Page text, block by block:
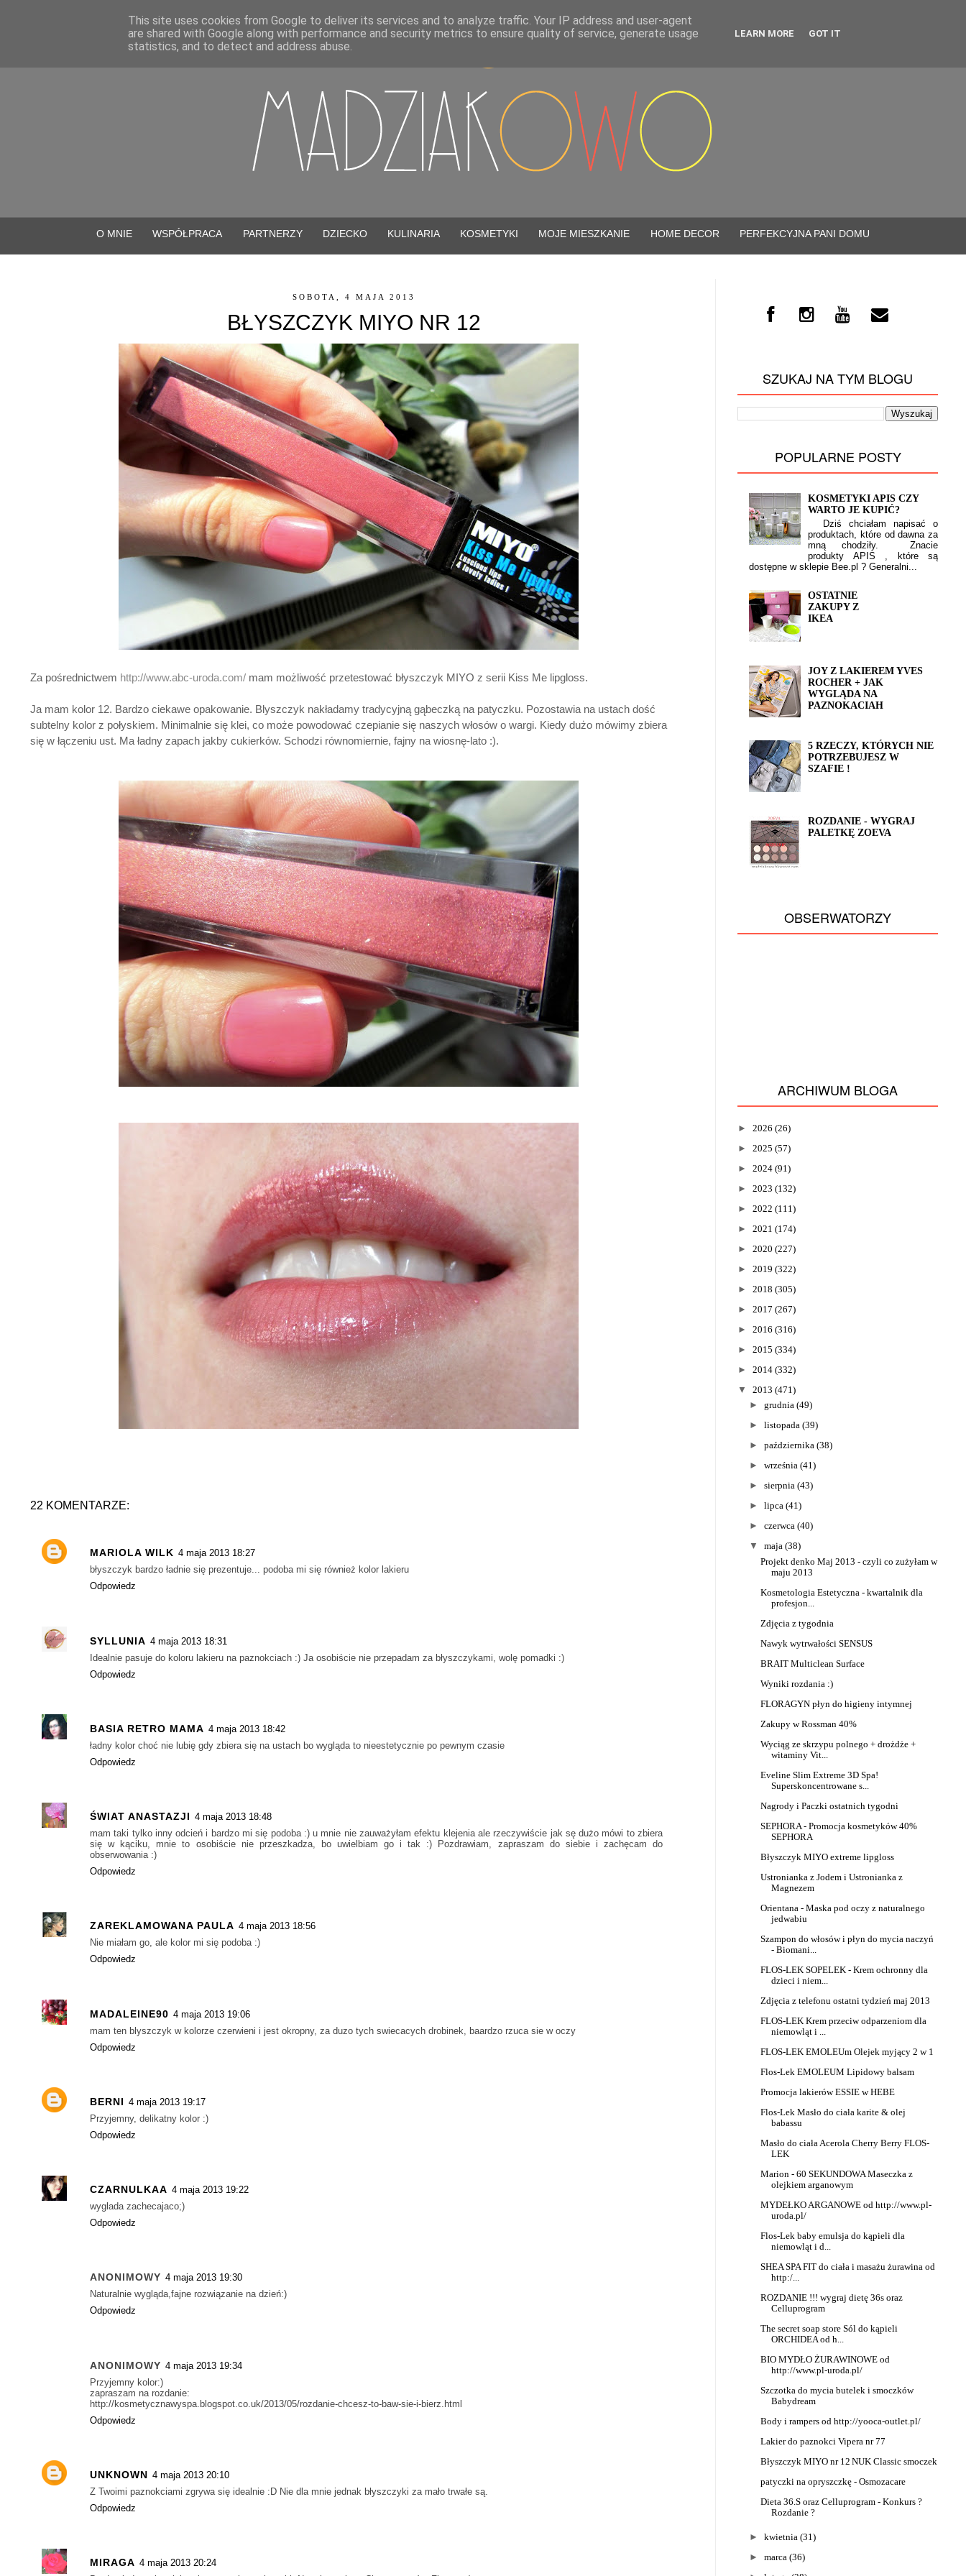
O MNIE WSPÓŁPRACA PARTNERZY DZIECKO KULINARIA KOSMETYKI MOJE MIESZKANIE HOME DECOR PERFEKCYJNA PANI DOMU
SOBOTA, 4 MAJA 2013
BŁYSZCZYK MIYO NR 12
Za pośrednictwem http://www.abc-uroda.com/ mam możliwość przetestować błyszczyk MIYO z serii Kiss Me lipgloss.
Ja mam kolor 12. Bardzo ciekawe opakowanie. Blyszczyk nakładamy tradycyjną gąbeczką na patyczku. Pozostawia na ustach dość
subtelny kolor z połyskiem. Minimalnie się klei, co może powodować czepianie się naszych włosów o wargi. Kiedy dużo mówimy zbiera
się w łączeniu ust. Ma ładny zapach jakby cukierków. Schodzi równomiernie, fajny na wiosnę-lato :).
22 KOMENTARZE:
MARIOLA WILK 4 maja 2013 18:27
błyszczyk bardzo ładnie się prezentuje... podoba mi się również kolor lakieru
Odpowiedz
SYLLUNIA 4 maja 2013 18:31
Idealnie pasuje do koloru lakieru na paznokciach :) Ja osobiście nie przepadam za błyszczykami, wolę pomadki :)
Odpowiedz
BASIA RETRO MAMA 4 maja 2013 18:42
ładny kolor choć nie lubię gdy zbiera się na ustach bo wygląda to nieestetycznie po pewnym czasie
Odpowiedz
ŚWIAT ANASTAZJI 4 maja 2013 18:48
mam taki tylko inny odcień i bardzo mi się podoba :) u mnie nie zauważyłam efektu klejenia ale rzeczywiście jak sę dużo mówi to zbiera
się w kąciku, mnie to osobiście nie przeszkadza, bo uwielbiam go i tak :) Pozdrawiam, zapraszam do siebie i zachęcam do
obserwowania :)
Odpowiedz
ZAREKLAMOWANA PAULA 4 maja 2013 18:56
Nie miałam go, ale kolor mi się podoba :)
Odpowiedz
MADALEINE90 4 maja 2013 19:06
mam ten blyszczyk w kolorze czerwieni i jest okropny, za duzo tych swiecacych drobinek, baardzo rzuca sie w oczy
Odpowiedz
BERNI 4 maja 2013 19:17
Przyjemny, delikatny kolor :)
Odpowiedz
CZARNULKAA 4 maja 2013 19:22
wyglada zachecajaco;)
Odpowiedz
ANONIMOWY 4 maja 2013 19:30
Naturalnie wygląda,fajne rozwiązanie na dzień:)
Odpowiedz
ANONIMOWY 4 maja 2013 19:34
Przyjemny kolor:)
zapraszam na rozdanie:
http://kosmetycznawyspa.blogspot.co.uk/2013/05/rozdanie-chcesz-to-baw-sie-i-bierz.html
Odpowiedz
UNKNOWN 4 maja 2013 20:10
Z Twoimi paznokciami zgrywa się idealnie :D Nie dla mnie jednak błyszczyki za mało trwałe są.
Odpowiedz
MIRAGA 4 maja 2013 20:24
SZUKAJ NA TYM BLOGU
POPULARNE POSTY
KOSMETYKI APIS CZY
WARTO JE KUPIĆ?
Dziś chciałam napisać o
produktach, które od dawna za
mną chodziły. Znacie
produkty APIS , które są
dostępne w sklepie Bee.pl ? Generalni...
OSTATNIE
ZAKUPY Z
IKEA
JOY Z LAKIEREM YVES
ROCHER + JAK
WYGLĄDA NA
PAZNOKACIAH
5 RZECZY, KTÓRYCH NIE
POTRZEBUJESZ W
SZAFIE !
ROZDANIE - WYGRAJ
PALETKĘ ZOEVA
OBSERWATORZY
ARCHIWUM BLOGA
► 2026 (26)
► 2025 (57)
► 2024 (91)
► 2023 (132)
► 2022 (111)
► 2021 (174)
► 2020 (227)
► 2019 (322)
► 2018 (305)
► 2017 (267)
► 2016 (316)
► 2015 (334)
► 2014 (332)
▼
2013 (471)
► grudnia (49)
► listopada (39)
► października (38)
► września (41)
► sierpnia (43)
► lipca (41)
► czerwca (40)
▼
maja (38)
Projekt denko Maj 2013 - czyli co zużyłam w
maju 2013
Kosmetologia Estetyczna - kwartalnik dla
profesjon...
Zdjęcia z tygodnia
Nawyk wytrwałości SENSUS
BRAIT Multiclean Surface
Wyniki rozdania :)
FLORAGYN płyn do higieny intymnej
Zakupy w Rossman 40%
Wyciąg ze skrzypu polnego + drożdże +
witaminy Vit...
Eveline Slim Extreme 3D Spa!
Superskoncentrowane s...
Nagrody i Paczki ostatnich tygodni
SEPHORA - Promocja kosmetyków 40%
SEPHORA
Błyszczyk MIYO extreme lipgloss
Ustronianka z Jodem i Ustronianka z
Magnezem
Orientana - Maska pod oczy z naturalnego
jedwabiu
Szampon do włosów i płyn do mycia naczyń
- Biomani...
FLOS-LEK SOPELEK - Krem ochronny dla
dzieci i niem...
Zdjęcia z telefonu ostatni tydzień maj 2013
FLOS-LEK Krem przeciw odparzeniom dla
niemowląt i ...
FLOS-LEK EMOLEUm Olejek myjący 2 w 1
Flos-Lek EMOLEUM Lipidowy balsam
Promocja lakierów ESSIE w HEBE
Flos-Lek Masło do ciała karite & olej
babassu
Masło do ciała Acerola Cherry Berry FLOS-
LEK
Marion - 60 SEKUNDOWA Maseczka z
olejkiem arganowym
MYDEŁKO ARGANOWE od http://www.pl-
uroda.pl/
Flos-Lek baby emulsja do kąpieli dla
niemowląt i d...
SHEA SPA FIT do ciała i masażu żurawina od
http:/...
ROZDANIE !!! wygraj dietę 36s oraz
Celluprogram
The secret soap store Sól do kąpieli
ORCHIDEA od h...
BIO MYDŁO ŻURAWINOWE od
http://www.pl-uroda.pl/
Szczotka do mycia butelek i smoczków
Babydream
Body i rampers od http://yooca-outlet.pl/
Lakier do paznokci Vipera nr 77
Błyszczyk MIYO nr 12 NUK Classic smoczek
patyczki na opryszczkę - Osmozacare
Dieta 36.S oraz Celluprogram - Konkurs ?
Rozdanie ?
► kwietnia (31)
► marca (36)
This site uses cookies from Google to deliver its services and to analyze traffic. Your IP address and user-agent
are shared with Google along with performance and security metrics to ensure quality of service, generate usage
statistics, and to detect and address abuse.
LEARN MORE GOT IT